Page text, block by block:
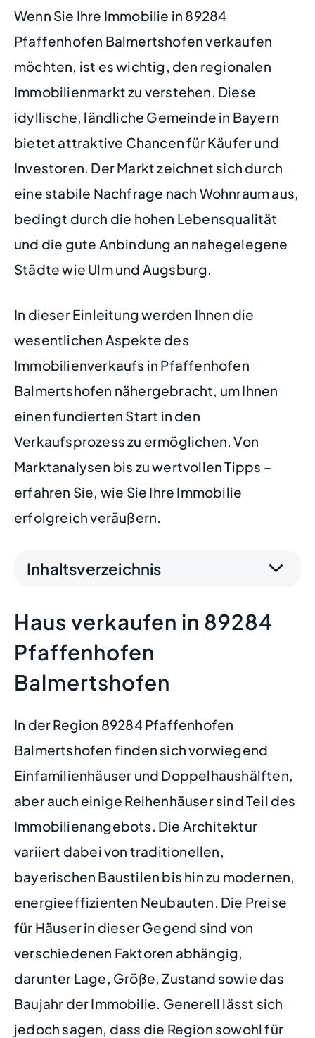
Wenn Sie Ihre Immobilie in 89284
Pfaffenhofen Balmertshofen verkaufen
möchten, ist es wichtig, den regionalen
Immobilienmarkt zu verstehen. Diese
idyllische, ländliche Gemeinde in Bayern
bietet attraktive Chancen für Käufer und
Investoren. Der Markt zeichnet sich durch
eine stabile Nachfrage nach Wohnraum aus,
bedingt durch die hohen Lebensqualität
und die gute Anbindung an nahegelegene
Städte wie Ulm und Augsburg.
In dieser Einleitung werden Ihnen die
wesentlichen Aspekte des
Immobilienverkaufs in Pfaffenhofen
Balmertshofen nähergebracht, um Ihnen
einen fundierten Start in den
Verkaufsprozess zu ermöglichen. Von
Marktanalysen bis zu wertvollen Tipps –
erfahren Sie, wie Sie Ihre Immobilie
erfolgreich veräußern.
Inhaltsverzeichnis
Haus verkaufen in 89284
Pfaffenhofen
Balmertshofen
In der Region 89284 Pfaffenhofen
Balmertshofen finden sich vorwiegend
Einfamilienhäuser und Doppelhaushälften,
aber auch einige Reihenhäuser sind Teil des
Immobilienangebots. Die Architektur
variiert dabei von traditionellen,
bayerischen Baustilen bis hin zu modernen,
energieeffizienten Neubauten. Die Preise
für Häuser in dieser Gegend sind von
verschiedenen Faktoren abhängig,
darunter Lage, Größe, Zustand sowie das
Baujahr der Immobilie. Generell lässt sich
jedoch sagen, dass die Region sowohl für